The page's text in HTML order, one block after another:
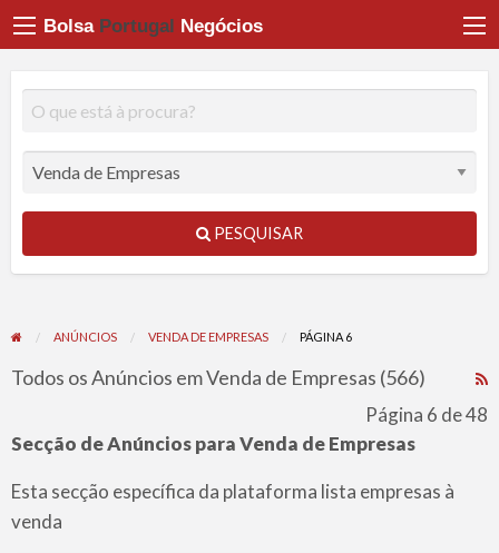
Bolsa Portugal Negócios
PESQUISAR
ANÚNCIOS VENDA DE EMPRESAS PÁGINA 6
Todos os Anúncios em Venda de Empresas (566)
Página 6 de 48
Secção de Anúncios para Venda de Empresas
Esta secção específica da plataforma lista empresas à
venda